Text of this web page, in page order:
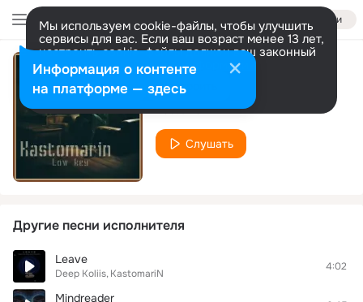
Войти
Мы используем cookie-файлы, чтобы улучшить
сервисы для вас. Если ваш возраст менее 13 лет,
настроить cookie-файлы должен ваш законный
представитель. Больше информации
Разрешить все Настроить
Low Key
KastomariN
Слушать
Другие песни исполнителя
Leave
Deep Koliis KastomariN
4:02
Mindreader
Информация о контенте
на платформе — здесь